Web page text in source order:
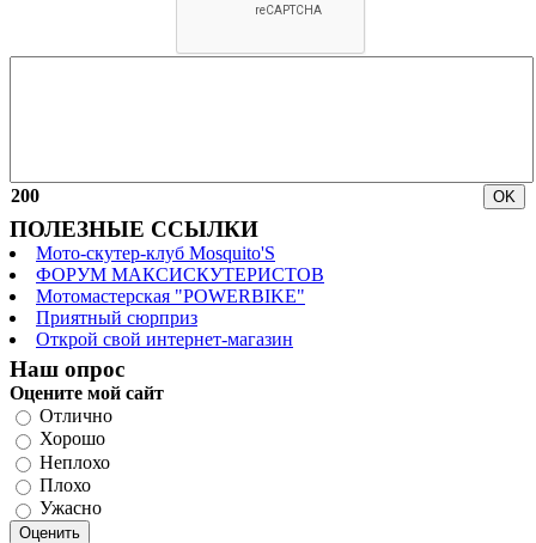
200
ПОЛЕЗНЫЕ ССЫЛКИ
Мото-скутер-клуб Mosquito'S
ФОРУМ МАКСИСКУТЕРИСТОВ
Мотомастерская "POWERBIKE"
Приятный сюрприз
Открой свой интернет-магазин
Наш опрос
Оцените мой сайт
Отлично
Хорошо
Неплохо
Плохо
Ужасно